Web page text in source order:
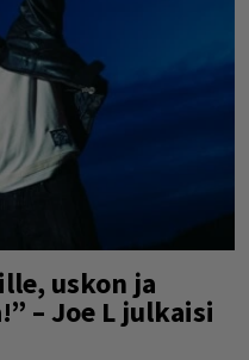
uskon ja
– Joe L julkaisi